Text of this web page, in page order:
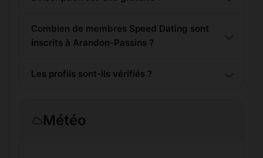
Combien de membres Speed Dating sont
inscrits à Arandon-Passins ?
Les profils sont-ils vérifiés ?
Météo